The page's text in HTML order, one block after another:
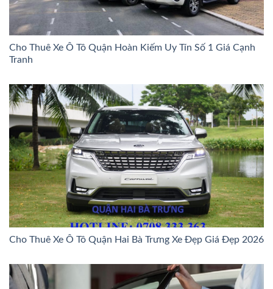
Cho Thuê Xe Ô Tô Quận Hoàn Kiếm Uy Tín Số 1 Giá Cạnh
Tranh
Cho Thuê Xe Ô Tô Quận Hai Bà Trưng Xe Đẹp Giá Đẹp 2026